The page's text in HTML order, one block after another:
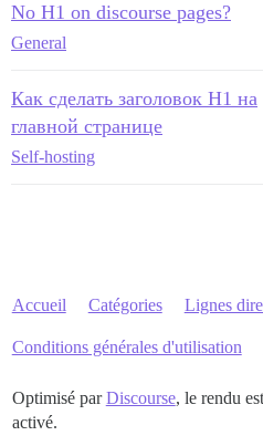
No H1 on discourse pages?
General
Как сделать заголовок H1 на
главной странице
Self-hosting
Accueil Catégories Lignes
Conditions générales d'utilisation
Optimisé parDiscourse, le rendu
activé.